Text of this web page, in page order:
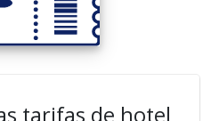
tarifas de hotel